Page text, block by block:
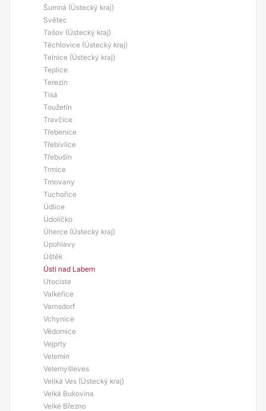
Šumná (Ústecký kraj)
Světec
Tašov (Ústecký kraj)
Těchlovice (Ústecký kraj)
Telnice (Ústecký kraj)
Teplice
Terezín
Tisá
Toužetín
Travčice
Třebenice
Třebívlice
Třebušín
Trmice
Trnovany
Tuchořice
Údlice
Údolíčko
Úherce (Ústecký kraj)
Úpohlavy
Úštěk
Ústí nad Labem
Utociste
Valkeřice
Varnsdorf
Vchynice
Vědomice
Vejprty
Velemín
Velemyšleves
Veliká Ves (Ústecký kraj)
Velká Bukovina
Velké Březno